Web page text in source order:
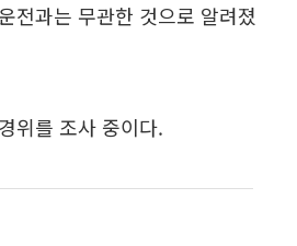
전과는 무관한 것으로 알려졌
위를 조사 중이다.